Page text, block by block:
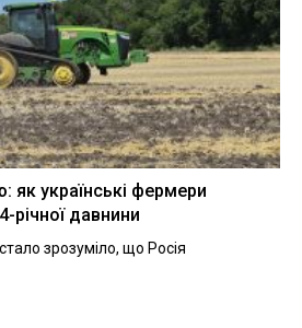
як українські фермери
річної давнини
зрозуміло, що Росія